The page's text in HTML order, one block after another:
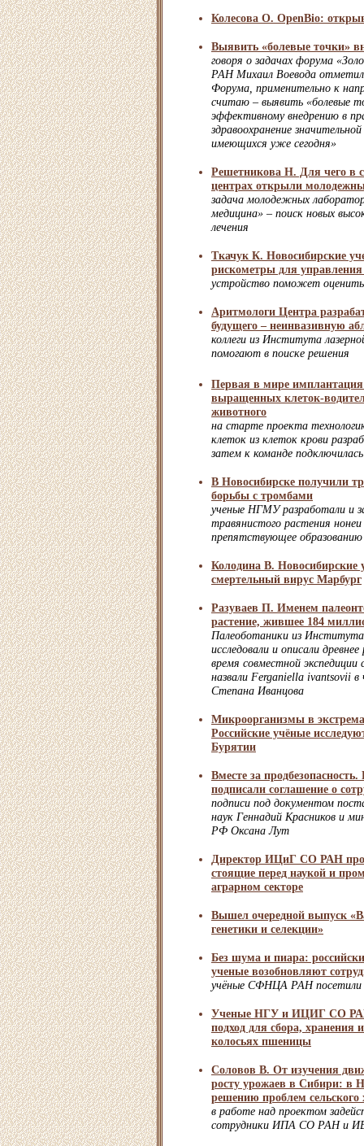
Колесова О. OpenBio:
Выявить «болевые точки»
говоря о задачах форума
РАН Михаил Воевода
Форума, применительно к
считаю – выявить «болевые
эффективному внедрению в
здравоохранение
имеющихся уже сегодня»
Решетникова Н. Для чего в
центрах открыли
задача молодежных
медицина» – поиск новых
лечения
Ткачук К. Новосибирские
рискометры для управления
устройство поможет оценить
Аритмологи Центра
будущего – неинвазивную
коллеги из Института
помогают в поиске решения
Первая в мире имплантация
выращенных клеток-
животного
на старте проекта
клеток из клеток крови
затем к команде
В Новосибирске получили
борьбы с тромбами
ученые НГМУ разработали и
травянистого растения
препятствующее
Колодина В. Новосибирские
смертельный вирус Марбург
Разуваев П. Именем
растение, жившее 184
Палеоботаники из
исследовали и описали
время совместной
назвали Ferganiella ivantsovii в
Степана Иванцова
Микроорганизмы в
Российские учёные
Бурятии
Вместе за
подписали соглашение о
подписи под документом
наук Геннадий Красников и
РФ Оксана Лут
Директор ИЦиГ СО РАН
стоящие перед наукой и
аграрном секторе
Вышел очередной выпуск
генетики и селекции»
Без шума и пиара:
ученые возобновляют
учёные СФНЦА РАН
Ученые НГУ и ИЦИГ СО
подход для сбора, хранения
колосьях пшеницы
Соловов В. От изучения
росту урожаев в Сибири:
решению проблем сельского
в работе над проектом
сотрудники ИПА СО РАН и